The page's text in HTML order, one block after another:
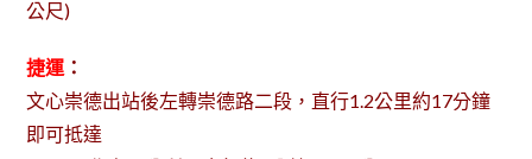
公尺)
捷運 ：
文心崇德出站後左轉崇德路二段，直行1.2公里約17分鐘
即可抵達